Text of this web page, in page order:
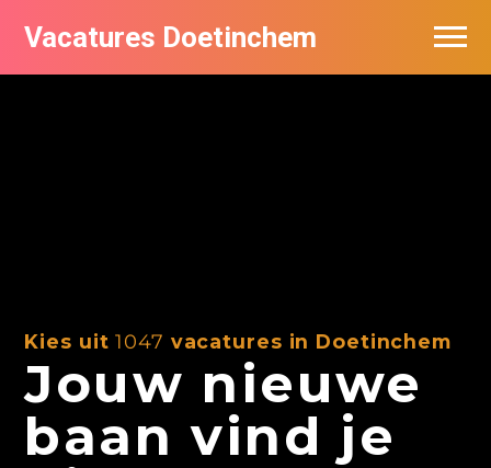
Vacatures Doetinchem
Kies uit1047 vacatures in Doetinchem
Jouw nieuwe
baan vind je
Vacatures per bedrijf